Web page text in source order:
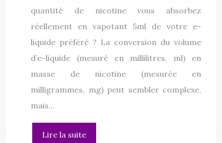
quantité de nicotine vous absorbez
réellement en vapotant 5ml de votre e-
liquide préféré ? La conversion du volume
d’e-liquide (mesuré en millilitres, ml) en
masse de nicotine (mesurée en
milligrammes, mg) peut sembler complexe,
mais…
Lire la suite